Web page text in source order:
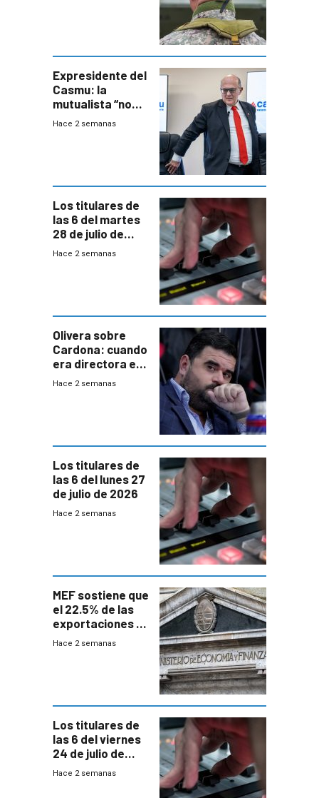
seguridad
Expresidente del
Casmu: la
mutualista “no
está para pagar”
Hace 2 semanas
Los titulares de
las 6 del martes
28 de julio de
2026
Hace 2 semanas
Olivera sobre
Cardona: cuando
era directora en
UTE “no era muy
Hace 2 semanas
Los titulares de
las 6 del lunes 27
de julio de 2026
Hace 2 semanas
MEF sostiene que
el 22.5% de las
exportaciones a
EE.UU se verán
Hace 2 semanas
Los titulares de
las 6 del viernes
24 de julio de
2026
Hace 2 semanas